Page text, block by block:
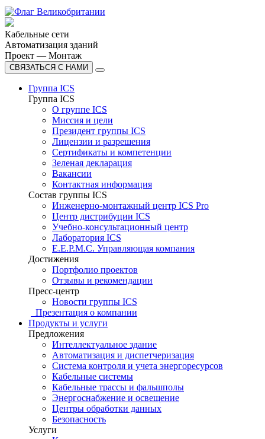
Кабельные сети
Автоматизация зданий
Проект — Монтаж
СВЯЗАТЬСЯ С НАМИ
Группа ICS
Группа ICS
О группе ICS
Миссия и цели
Президент группы ICS
Лицензии и разрешения
Сертификаты и компетенции
Зеленая декларация
Вакансии
Контактная информация
Состав группы ICS
Инженерно-монтажный центр ICS Pro
Центр дистрибуции ICS
Учебно-консультационный центр
Лаборатория ICS
E.E.P.M.C. Управляющая компания
Достижения
Портфолио проектов
Отзывы и рекомендации
Пресс-центр
Новости группы ICS
Презентация о компании
Продукты и услуги
Предложения
Интеллектуальное здание
Автоматизация и диспетчеризация
Система контроля и учета энергоресурсов
Кабельные системы
Кабельные трассы и фальшполы
Энергоснабжение и освещение
Центры обработки данных
Безопасность
Услуги